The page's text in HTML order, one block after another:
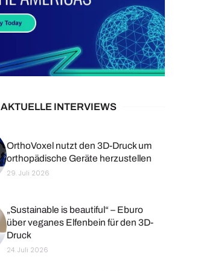
AKTUELLE INTERVIEWS
OrthoVoxel nutzt den 3D-Druck um
orthopädische Geräte herzustellen
29. Juli 2026
„Sustainable is beautiful“ – Eburo
über veganes Elfenbein für den 3D-
Druck
24. Juli 2026